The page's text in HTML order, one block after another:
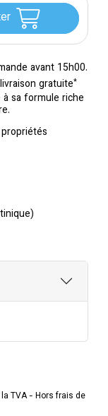
sa formule riche
avant 15h00.
gratuite*
TVA - Hors frais de